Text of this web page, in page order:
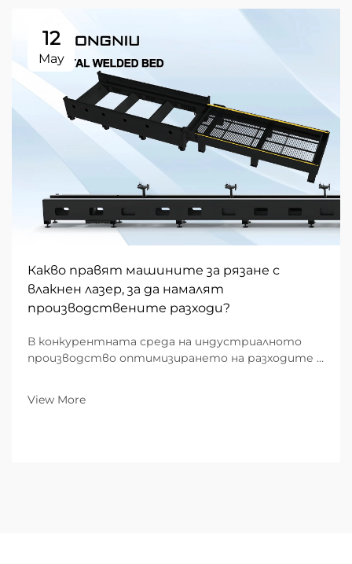
12
May
Какво правят машините за рязане с
влакнен лазер, за да намалят
производствените разходи?
В конкурентната среда на индустриалното
производство оптимизирането на разходите е
специализирани в метална обработка,
View More